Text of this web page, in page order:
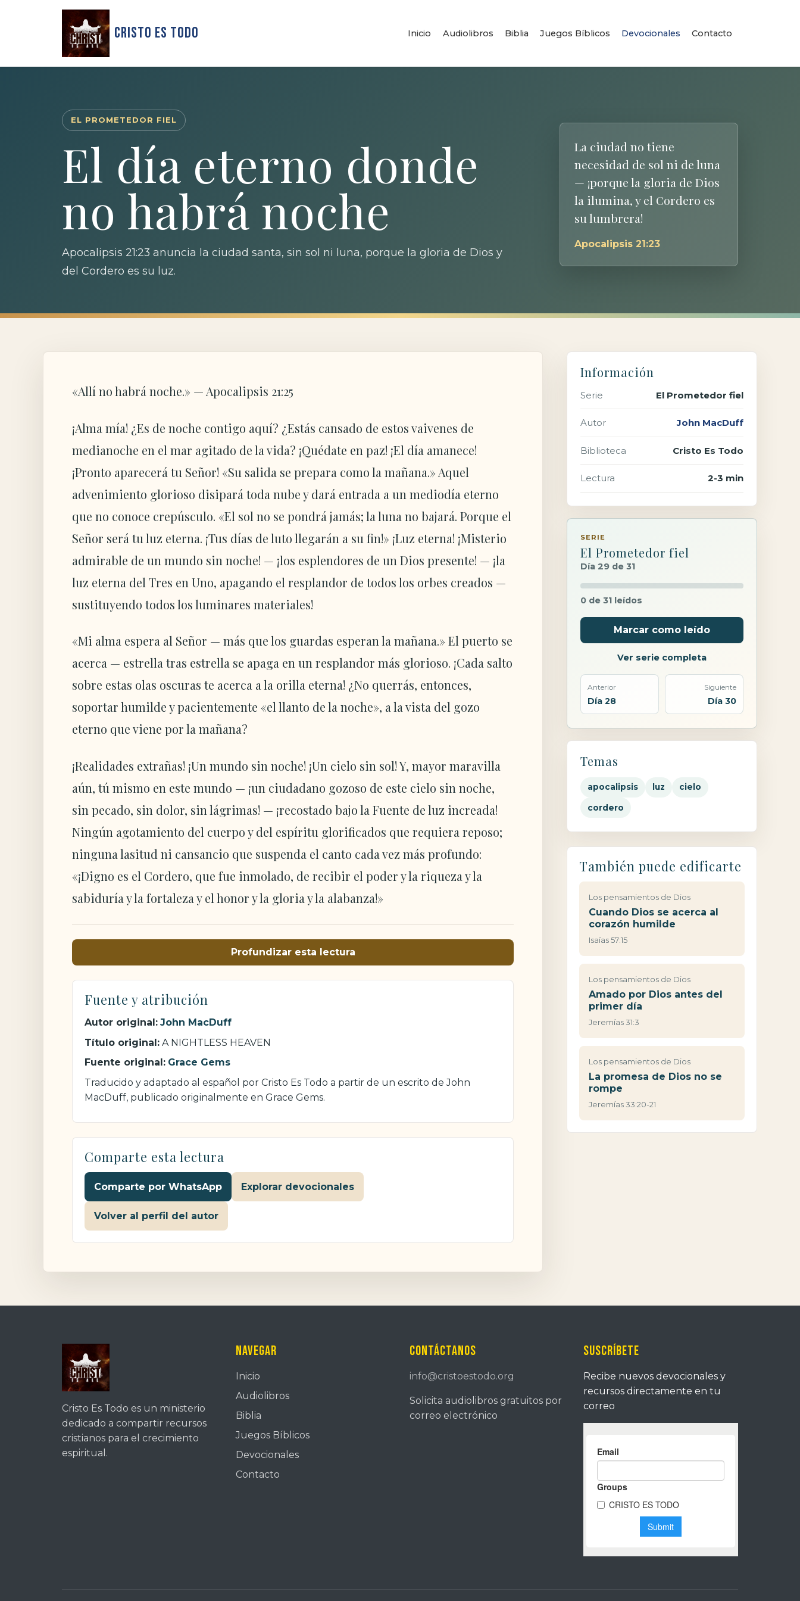
Cristo Es Todo Inicio Audiolibros Biblia Juegos Bíblicos Devocionales Contacto
EL PROMETEDOR FIEL
El día eterno donde
no habrá noche
Apocalipsis 21:23 anuncia la ciudad santa, sin sol ni luna, porque la gloria de Dios y
del Cordero es su luz.
La ciudad no tiene
necesidad de sol ni de luna
— ¡porque la gloria de Dios
la ilumina, y el Cordero es
su lumbrera!
Apocalipsis 21:23
«Allí no habrá noche.» — Apocalipsis 21:25
¡Alma mía! ¿Es de noche contigo aquí? ¿Estás cansado de estos vaivenes de
medianoche en el mar agitado de la vida? ¡Quédate en paz! ¡El día amanece!
¡Pronto aparecerá tu Señor! «Su salida se prepara como la mañana.» Aquel
advenimiento glorioso disipará toda nube y dará entrada a un mediodía eterno
que no conoce crepúsculo. «El sol no se pondrá jamás; la luna no bajará. Porque el
Señor será tu luz eterna. ¡Tus días de luto llegarán a su fin!» ¡Luz eterna! ¡Misterio
admirable de un mundo sin noche! — ¡los esplendores de un Dios presente! — ¡la
luz eterna del Tres en Uno, apagando el resplandor de todos los orbes creados —
sustituyendo todos los luminares materiales!
«Mi alma espera al Señor — más que los guardas esperan la mañana.» El puerto se
acerca — estrella tras estrella se apaga en un resplandor más glorioso. ¡Cada salto
sobre estas olas oscuras te acerca a la orilla eterna! ¿No querrás, entonces,
soportar humilde y pacientemente «el llanto de la noche», a la vista del gozo
eterno que viene por la mañana?
¡Realidades extrañas! ¡Un mundo sin noche! ¡Un cielo sin sol! Y, mayor maravilla
aún, tú mismo en este mundo — ¡un ciudadano gozoso de este cielo sin noche,
sin pecado, sin dolor, sin lágrimas! — ¡recostado bajo la Fuente de luz increada!
Ningún agotamiento del cuerpo y del espíritu glorificados que requiera reposo;
ninguna lasitud ni cansancio que suspenda el canto cada vez más profundo:
«¡Digno es el Cordero, que fue inmolado, de recibir el poder y la riqueza y la
sabiduría y la fortaleza y el honor y la gloria y la alabanza!»
Profundizar esta lectura
Fuente y atribución
Autor original: John MacDuff
Título original: A NIGHTLESS HEAVEN
Fuente original: Grace Gems
Traducido y adaptado al español por Cristo Es Todo a partir de un escrito de John
MacDuff, publicado originalmente en Grace Gems.
Comparte esta lectura
Comparte por WhatsApp Explorar devocionales
Volver al perfil del autor
Información
Serie El Prometedor fiel
Autor John MacDuff
Biblioteca Cristo Es Todo
Lectura 2-3 min
SERIE
El Prometedor fiel
Día 29 de 31
0 de 31 leídos
Marcar como leído
Ver serie completa
Anterior
Día 28
Siguiente
Día 30
Temas
apocalipsis luz cielo
cordero
También puede edificarte
Los pensamientos de Dios
Cuando Dios se acerca al
corazón humilde
Isaías 57:15
Los pensamientos de Dios
Amado por Dios antes del
primer día
Jeremías 31:3
Los pensamientos de Dios
La promesa de Dios no se
rompe
Jeremías 33:20-21
Cristo Es Todo es un ministerio
dedicado a compartir recursos
cristianos para el crecimiento
espiritual.
Navegar
Inicio
Audiolibros
Biblia
Juegos Bíblicos
Devocionales
Contacto
Contáctanos
info@cristoestodo.org
Solicita audiolibros gratuitos por
correo electrónico
Suscríbete
Recibe nuevos devocionales y
recursos directamente en tu
correo